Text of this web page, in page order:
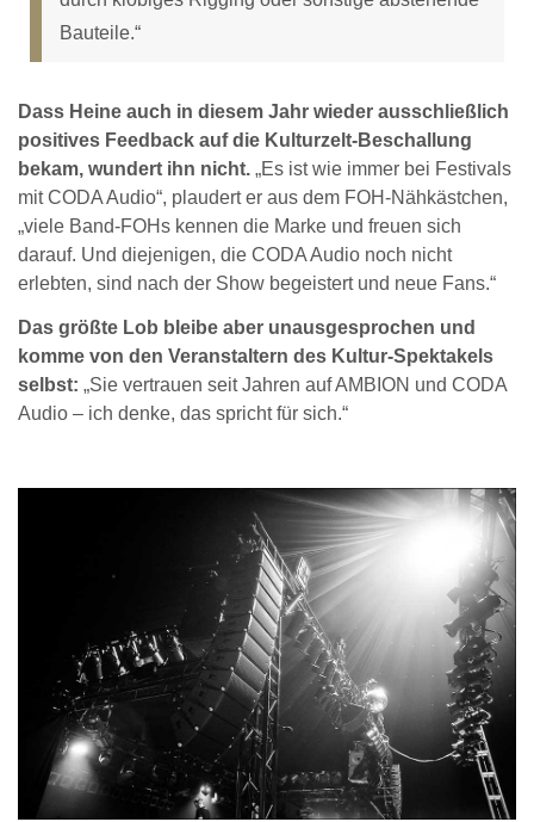
Bauteile.“
Dass Heine auch in diesem Jahr wieder ausschließlich
positives Feedback auf die Kulturzelt-Beschallung
bekam, wundert ihn nicht. „Es ist wie immer bei Festivals
mit CODA Audio“, plaudert er aus dem FOH-Nähkästchen,
„viele Band-FOHs kennen die Marke und freuen sich
darauf. Und diejenigen, die CODA Audio noch nicht
erlebten, sind nach der Show begeistert und neue Fans.“
Das größte Lob bleibe aber unausgesprochen und
komme von den Veranstaltern des Kultur-Spektakels
selbst: „Sie vertrauen seit Jahren auf AMBION und CODA
Audio – ich denke, das spricht für sich.“